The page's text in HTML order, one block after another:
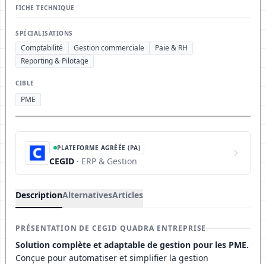
FICHE TECHNIQUE
SPÉCIALISATIONS
Comptabilité Gestion commerciale
Paie & RH
Reporting & Pilotage
CIBLE
PME
PLATEFORME AGRÉÉE (PA)
CEGID · ERP & Gestion
DescriptionAlternativesArticles
PRÉSENTATION DE CEGID QUADRA ENTREPRISE
Solution complète et adaptable de gestion pour les PME.
Conçue pour automatiser et simplifier la gestion